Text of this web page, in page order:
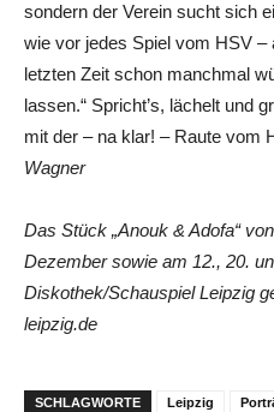
sondern der Verein sucht sich
wie vor jedes Spiel vom HSV –
letzten Zeit schon manchmal
lassen.“ Spricht’s, lächelt und
mit der – na klar! – Raute vom
Wagner
Das Stück „Anouk & Adofa“
Dezember sowie am 12., 20.
Diskothek/Schauspiel Leipzig
leipzig.de
SCHLAGWORTE Leipzig